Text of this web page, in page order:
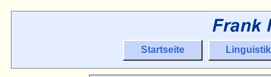
Startseite Linguistik